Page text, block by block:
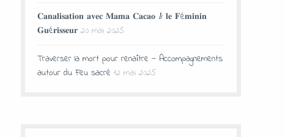
𝐂𝐚𝐧𝐚𝐥𝐢𝐬𝐚𝐭𝐢𝐨𝐧 𝐚𝐯𝐞𝐜 𝐌𝐚𝐦𝐚 𝐂𝐚𝐜𝐚𝐨 & 𝐥𝐞 𝐅é𝐦𝐢𝐧𝐢𝐧
𝐆𝐮é𝐫𝐢𝐬𝐬𝐞𝐮𝐫 20 mai 2025
Traverser la mort pour renaître — Accompagnements
autour du Feu sacré 12 mai 2025